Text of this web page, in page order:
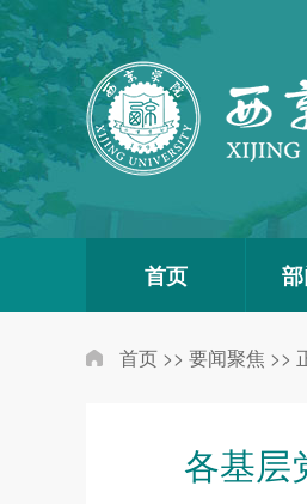
首页
首页 >> 要闻聚焦 >>
各基层